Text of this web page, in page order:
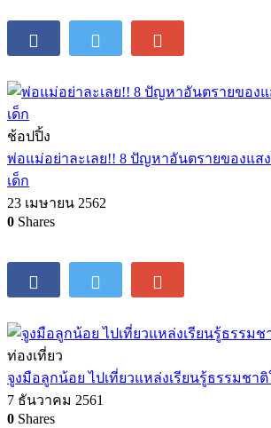
ช้อปปิ้ง
พ่อแม่อย่าละเลย!! 8 ปัญหาอันตรายของแส
เด็ก
23 เมษายน 2562
0 Shares
ท่องเที่ยว
จูงมือลูกน้อย ไปเที่ยวแหล่งเรียนรู้ธรรมชา
7 ธันวาคม 2561
0 Shares